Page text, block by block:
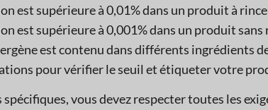
est supérieure à 0,01% dans un produit à
est supérieure à 0,001% dans un produit sans
est contenu dans différents ingrédients
pour vérifier le seuil et étiqueter votre
spécifiques, vous devez respecter toutes les